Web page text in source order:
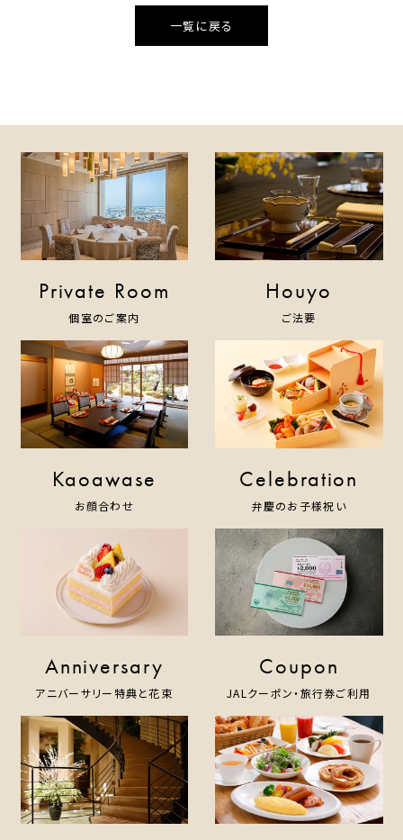
一覧に戻る
Private Room
個室のご案内
Houyo
ご法要
Kaoawase
お顔合わせ
Celebration
弁慶のお子様祝い
Anniversary
アニバーサリー特典と花束
Coupon
JALクーポン・旅行券ご利用